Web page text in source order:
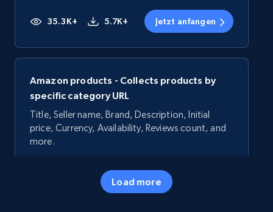
35.3K+ 5.7K+ Jetzt anfangen
Amazon products - Collects products by
specific category URL
Title, Seller name, Brand, Description, Initial
price, Currency, Availability, Reviews count, and
more.
5.7K+ Jetzt anfangen
Load more